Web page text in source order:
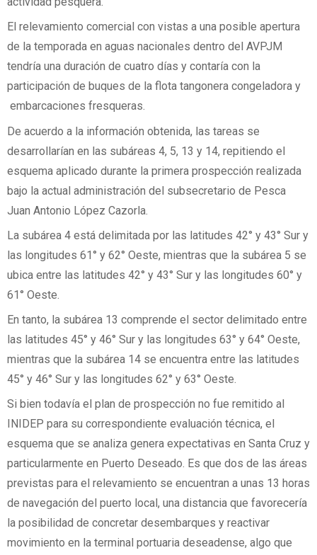
El relevamiento comercial con vistas a una posible apertura
de la temporada en aguas nacionales dentro del AVPJM
tendría una duración de cuatro días y contaría con la
participación de buques de la flota tangonera congeladora y
embarcaciones fresqueras.
De acuerdo a la información obtenida, las tareas se
desarrollarían en las subáreas 4, 5, 13 y 14, repitiendo el
esquema aplicado durante la primera prospección realizada
bajo la actual administración del subsecretario de Pesca
Juan Antonio López Cazorla.
La subárea 4 está delimitada por las latitudes 42° y 43° Sur y
las longitudes 61° y 62° Oeste, mientras que la subárea 5 se
ubica entre las latitudes 42° y 43° Sur y las longitudes 60° y
61° Oeste.
En tanto, la subárea 13 comprende el sector delimitado entre
las latitudes 45° y 46° Sur y las longitudes 63° y 64° Oeste,
mientras que la subárea 14 se encuentra entre las latitudes
45° y 46° Sur y las longitudes 62° y 63° Oeste.
Si bien todavía el plan de prospección no fue remitido al
INIDEP para su correspondiente evaluación técnica, el
esquema que se analiza genera expectativas en Santa Cruz y
particularmente en Puerto Deseado. Es que dos de las áreas
previstas para el relevamiento se encuentran a unas 13 horas
de navegación del puerto local, una distancia que favorecería
la posibilidad de concretar desembarques y reactivar
movimiento en la terminal portuaria deseadense, algo que